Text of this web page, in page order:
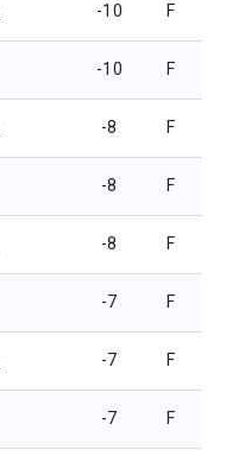
-10 F
-10 F
-8 F
-8 F
-8 F
-7 F
-7 F
-7 F